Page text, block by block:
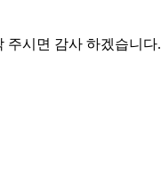
주시면 감사 하겠습니다.